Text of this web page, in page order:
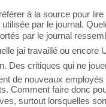
à la source pour lire
par le journal.
par le journal
jai travaillé ou encore
Des critiques qui ne
de nouveaux employés
Comment faire donc
surtout lorsquelles